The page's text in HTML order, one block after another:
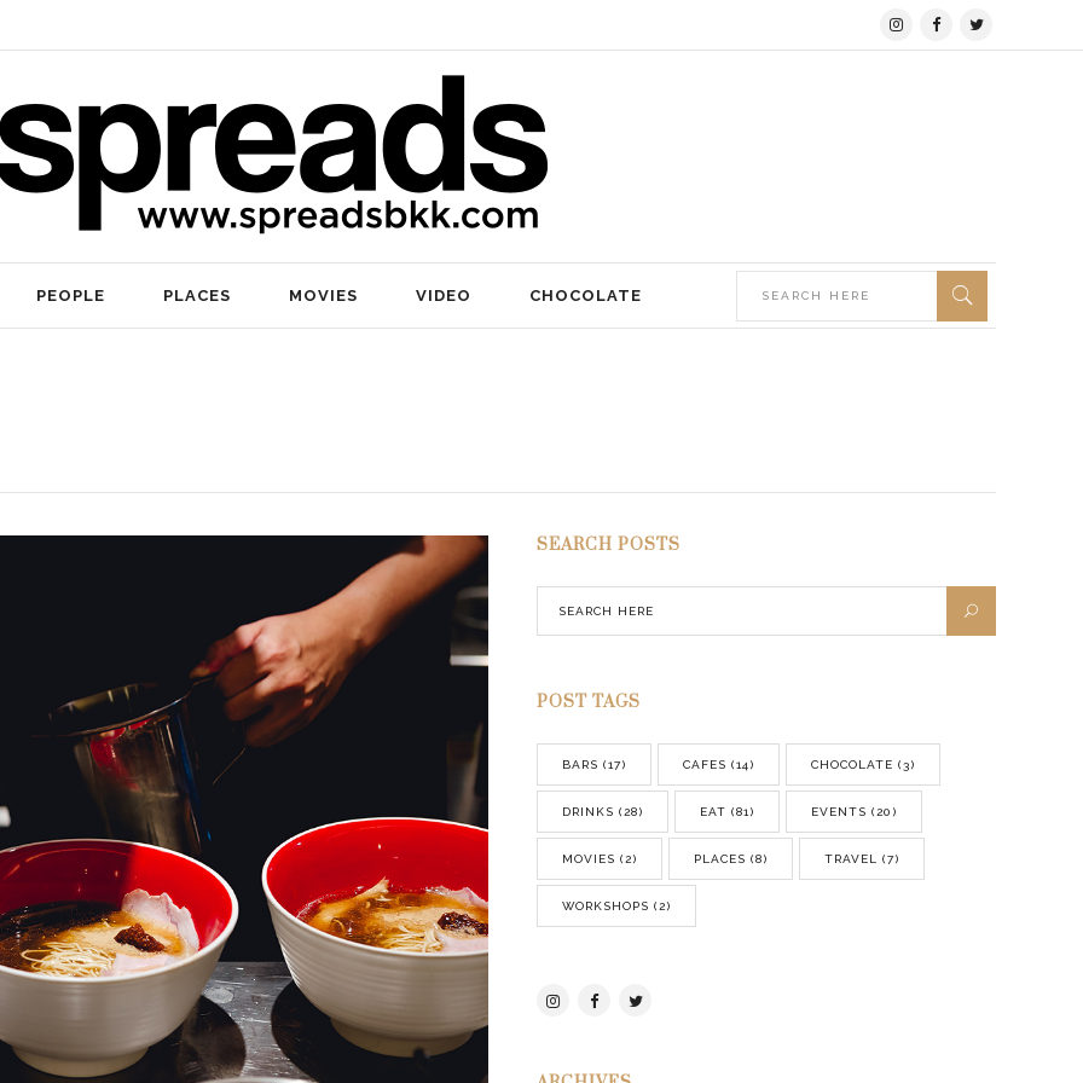
PEOPLE PLACES MOVIES VIDEO CHOCOLATE
SEARCH POSTS
POST TAGS
BARS (17) CAFES (14) CHOCOLATE (3)
DRINKS (28) EAT (81) EVENTS (20)
MOVIES (2) PLACES (8) TRAVEL (7)
WORKSHOPS (2)